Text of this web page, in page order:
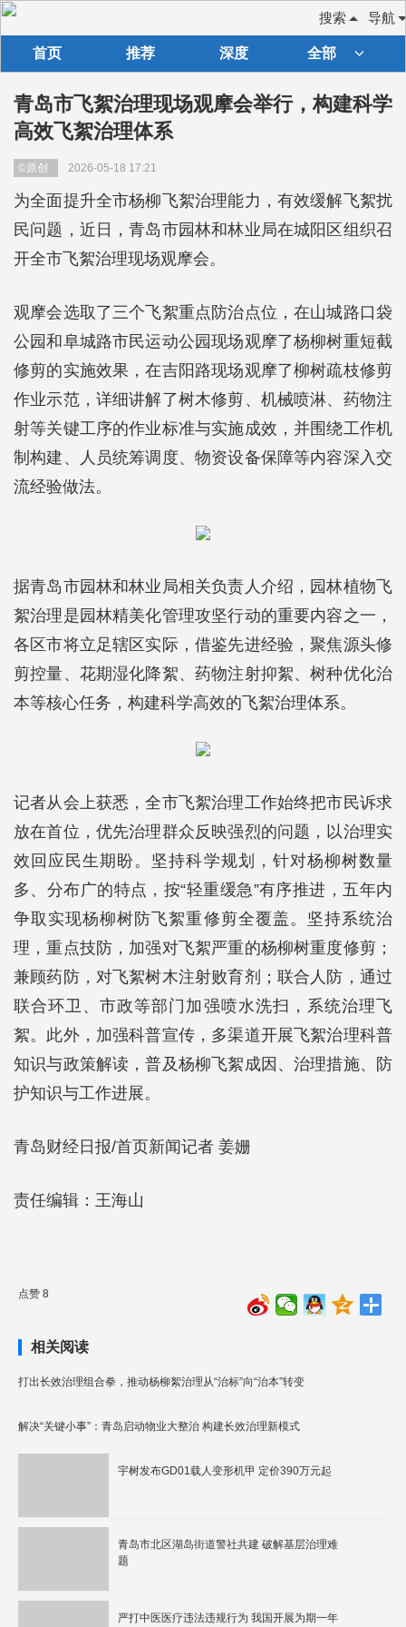
导航
搜索
首页 推荐 深度 全部
青岛市飞絮治理现场观摩会举行，构建科学
高效飞絮治理体系
©原创 2026-05-18 17:21
为全面提升全市杨柳飞絮治理能力，有效缓解飞絮扰
民问题，近日，青岛市园林和林业局在城阳区组织召
开全市飞絮治理现场观摩会。
观摩会选取了三个飞絮重点防治点位，在山城路口袋
公园和阜城路市民运动公园现场观摩了杨柳树重短截
修剪的实施效果，在吉阳路现场观摩了柳树疏枝修剪
作业示范，详细讲解了树木修剪、机械喷淋、药物注
射等关键工序的作业标准与实施成效，并围绕工作机
制构建、人员统筹调度、物资设备保障等内容深入交
流经验做法。
据青岛市园林和林业局相关负责人介绍，园林植物飞
絮治理是园林精美化管理攻坚行动的重要内容之一，
各区市将立足辖区实际，借鉴先进经验，聚焦源头修
剪控量、花期湿化降絮、药物注射抑絮、树种优化治
本等核心任务，构建科学高效的飞絮治理体系。
记者从会上获悉，全市飞絮治理工作始终把市民诉求
放在首位，优先治理群众反映强烈的问题，以治理实
效回应民生期盼。坚持科学规划，针对杨柳树数量
多、分布广的特点，按“轻重缓急”有序推进，五年内
争取实现杨柳树防飞絮重修剪全覆盖。坚持系统治
理，重点技防，加强对飞絮严重的杨柳树重度修剪；
兼顾药防，对飞絮树木注射败育剂；联合人防，通过
联合环卫、市政等部门加强喷水洗扫，系统治理飞
絮。此外，加强科普宣传，多渠道开展飞絮治理科普
知识与政策解读，普及杨柳飞絮成因、治理措施、防
护知识与工作进展。
青岛财经日报/首页新闻记者 姜姗
责任编辑：王海山
点赞 8
相关阅读
打出长效治理组合拳，推动杨柳絮治理从“治标”向“治本”转变
解决“关键小事”：青岛启动物业大整治 构建长效治理新模式
宇树发布GD01载人变形机甲 定价390万元起
青岛市北区湖岛街道警社共建 破解基层治理难
题
严打中医医疗违法违规行为 我国开展为期一年